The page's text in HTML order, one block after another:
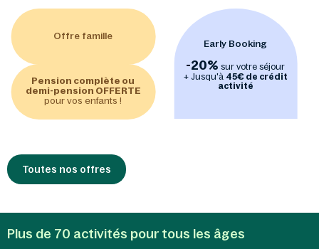
Offre famille
Pension complète ou
demi-pension OFFERTE
pour vos enfants !
Early Booking
-20% sur votre séjour
+ Jusqu'à 45€ de crédit
activité
Toutes nos offres
Plus de 70 activités pour tous les âges